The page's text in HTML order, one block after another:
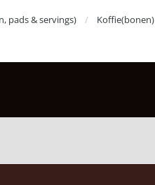
pads & servings) Koffie(bonen)